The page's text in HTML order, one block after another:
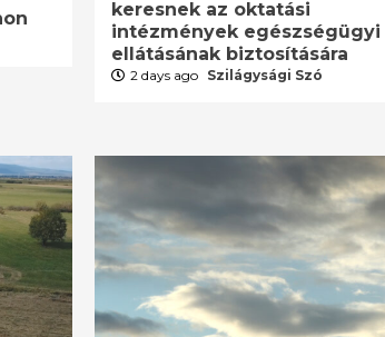
keresnek az oktatási
intézmények egészségügyi
ellátásának biztosítására
2 days ago Szilágysági Szó